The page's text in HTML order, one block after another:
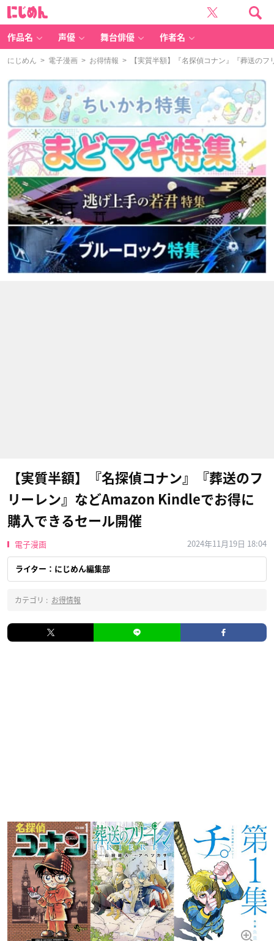
作品名 声優 舞台俳優 作者名
にじめん > 電子漫画 > お得情報 > 【実質半額】『名探偵コナン』『葬送の
【実質半額】『名探偵コナン』『葬送のフ
リーレン』などAmazon Kindleでお得に
購入できるセール開催
電子漫画 2024年11月19日 18:04
ライター：にじめん編集部
カテゴリ : お得情報